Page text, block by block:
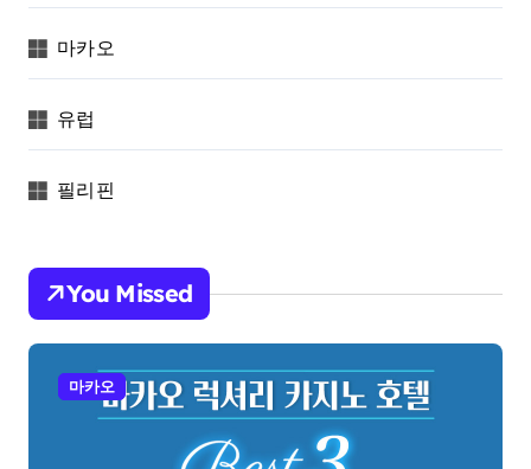
마카오
유럽
필리핀
You Missed
마카오